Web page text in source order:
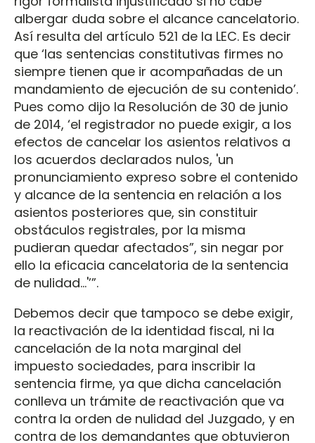
albergar duda sobre el alcance cancelatorio.
Así resulta del artículo 521 de la LEC. Es decir
que ‘las sentencias constitutivas firmes no
siempre tienen que ir acompañadas de un
mandamiento de ejecución de su contenido’.
Pues como dijo la Resolución de 30 de junio
de 2014, ‘el registrador no puede exigir, a los
efectos de cancelar los asientos relativos a
los acuerdos declarados nulos, 'un
pronunciamiento expreso sobre el contenido
y alcance de la sentencia en relación a los
asientos posteriores que, sin constituir
obstáculos registrales, por la misma
pudieran quedar afectados”, sin negar por
ello la eficacia cancelatoria de la sentencia
de nulidad...'’”.
Debemos decir que tampoco se debe exigir,
la reactivación de la identidad fiscal, ni la
cancelación de la nota marginal del
impuesto sociedades, para inscribir la
sentencia firme, ya que dicha cancelación
conlleva un trámite de reactivación que va
contra la orden de nulidad del Juzgado, y en
contra de los demandantes que obtuvieron